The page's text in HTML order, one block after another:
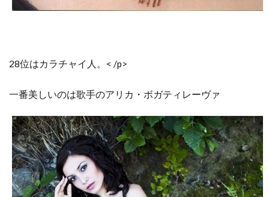
28位はカラチャイ人。 < /p>
一番美しいのは歌手のアリカ・ボガティレーヴァ